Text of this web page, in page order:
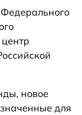
Федерального
новое
для